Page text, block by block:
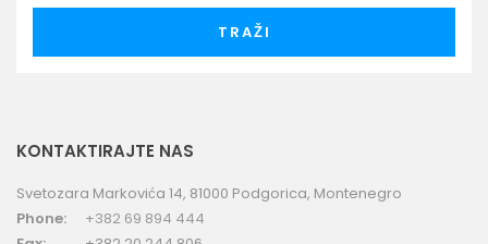
TRAŽI
KONTAKTIRAJTE NAS
Svetozara Markovića 14, 81000 Podgorica, Montenegro
Phone:
+382 69 894 444